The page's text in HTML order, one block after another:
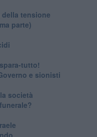
tensione
parte)
tutto!
e sionisti
società